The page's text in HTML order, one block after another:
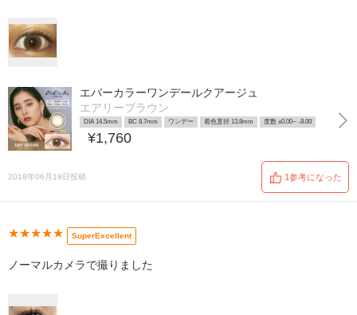
エバーカラーワンデールクアージュ
エアリーブラウン
DIA 14.5mm BC 8.7mm ワンデー 着色直径 13.8mm 度数 ±0.00~ -8.00
¥1,760
2018年06月19日投稿 1参考になった
★★★★★ SuperExcellent
ノーマルカメラで撮りました